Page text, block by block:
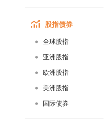
股指债券
全球股指
亚洲股指
欧洲股指
美洲股指
国际债券